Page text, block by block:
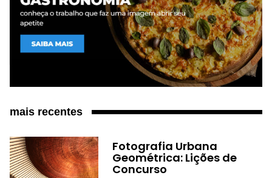
mais recentes
Fotografia Urbana
Geométrica: Lições de
Concurso